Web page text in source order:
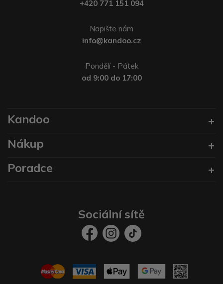
+420 771 151 094
Napište nám
info@kandoo.cz
Pondělí - Pátek
od 9:00 do 17:00
Kandoo
Nákup
Poradce
Sociální sítě